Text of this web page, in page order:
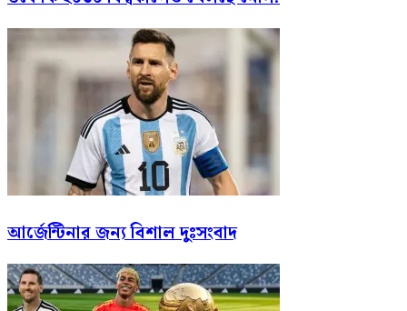
আর্জেন্টিনার জন্য বিশাল দুঃসংবাদ